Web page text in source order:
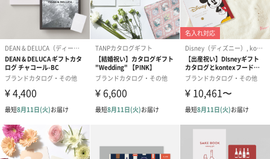
フラワー 印字なし（0
円）
フラワー 印字あり（0
円）
リボン 印字
円）